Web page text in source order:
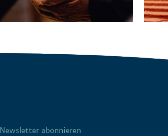
Newsletter abonnieren